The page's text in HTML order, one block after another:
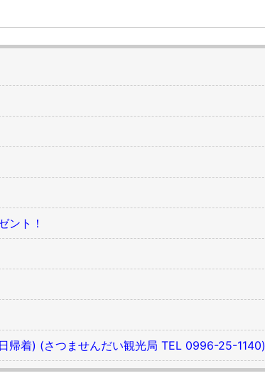
ント！
帰着) (さつませんだい観光局 TEL 0996-25-1140)